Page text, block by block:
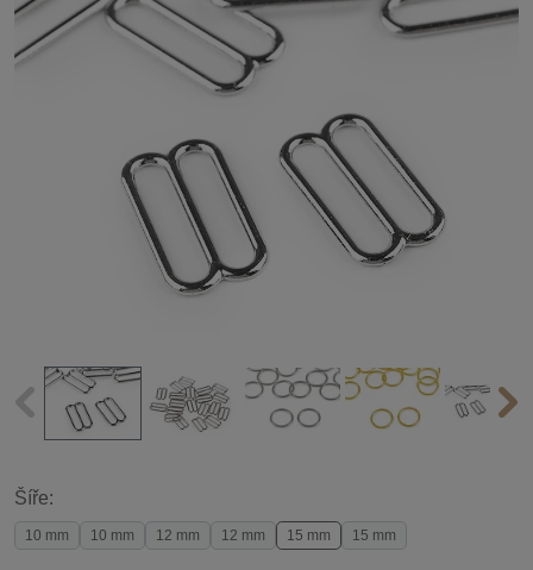
Šíře:
10 mm 10 mm 12 mm 12 mm 15 mm 15 mm